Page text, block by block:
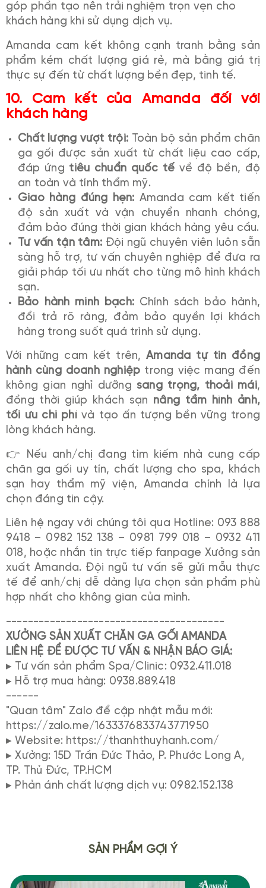
góp phần tạo nên trải nghiệm trọn vẹn cho
khách hàng khi sử dụng dịch vụ.
Amanda cam kết không cạnh tranh bằng sản
phẩm kém chất lượng giá rẻ, mà bằng giá trị
thực sự đến từ chất lượng bền đẹp, tinh tế.
10. Cam kết của Amanda đối với
khách hàng
Chất lượng vượt trội: Toàn bộ sản phẩm chăn
ga gối được sản xuất từ chất liệu cao cấp,
đáp ứng tiêu chuẩn quốc tế về độ bền, độ
an toàn và tính thẩm mỹ.
Giao hàng đúng hẹn: Amanda cam kết tiến
độ sản xuất và vận chuyển nhanh chóng,
đảm bảo đúng thời gian khách hàng yêu cầu.
Tư vấn tận tâm: Đội ngũ chuyên viên luôn sẵn
sàng hỗ trợ, tư vấn chuyên nghiệp để đưa ra
giải pháp tối ưu nhất cho từng mô hình khách
sạn.
Bảo hành minh bạch:Chính sách bảo hành,
đổi trả rõ ràng, đảm bảo quyền lợi khách
hàng trong suốt quá trình sử dụng.
Với những cam kết trên,Amanda tự tin đồng
hành cùng doanh nghiệp trong việc mang đến
không gian nghỉ dưỡngsang trọng, thoải mái,
đồng thời giúp khách sạn nâng tầm hình ảnh,
tối ưu chi phívà tạo ấn tượng bền vững trong
lòng khách hàng.
👉 Nếu anh/chị đang tìm kiếm nhà cung cấp
chăn ga gối uy tín, chất lượng cho spa, khách
sạn hay thẩm mỹ viện, Amanda chính là lựa
chọn đáng tin cậy.
Liên hệ ngay với chúng tôi qua Hotline: 093 888
9418 – 0982 152 138 – 0981 799 018 – 0932 411
018, hoặc nhắn tin trực tiếp fanpage Xưởng sản
xuất Amanda. Đội ngũ tư vấn sẽ gửi mẫu thực
tế để anh/chị dễ dàng lựa chọn sản phẩm phù
hợp nhất cho không gian của mình.
----------------------------------------
XƯỞNG SẢN XUẤT CHĂN GA GỐI AMANDA
LIÊN HỆ ĐỂ ĐƯỢC TƯ VẤN & NHẬN BÁO GIÁ:
▸ Tư vấn sản phẩm Spa/Clinic: 0932.411.018
▸ Hỗ trợ mua hàng: 0938.889.418
------
"Quan tâm" Zalo để cập nhật mẫu mới:
https://zalo.me/1633376833743771950
▸ Website: https://thanhthuyhanh.com/
▸ Xưởng: 15D Trần Đức Thảo, P. Phước Long A,
TP. Thủ Đức, TP.HCM
▸ Phản ánh chất lượng dịch vụ: 0982.152.138
SẢN PHẨM GỢI Ý